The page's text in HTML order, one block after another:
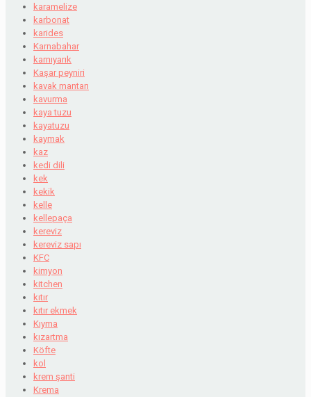
karamelize
karbonat
karides
Karnabahar
karnıyarık
Kaşar peyniri
kavak mantarı
kavurma
kaya tuzu
kayatuzu
kaymak
kaz
kedi dili
kek
kekik
kelle
kellepaça
kereviz
kereviz sapı
KFC
kimyon
kitchen
kıtır
kıtır ekmek
Kıyma
kızartma
Köfte
kol
krem şanti
Krema